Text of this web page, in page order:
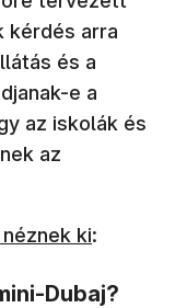
kérdés arra
és a
e a
az iskolák és
az
ki:
Dubaj?